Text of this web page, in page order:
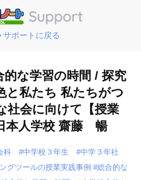
サポートに戻る
的な学習の時間 / 探究
と私たち 私たちがつ
社会に向けて【授業
本人学校 齋藤 暢
科 #中学校３年生
#中学３年社
グツールの授業実践事例 #総合的な